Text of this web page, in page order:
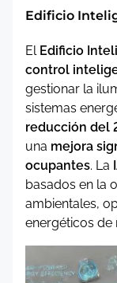
Edificio
El Edificio
control
gestionar la
sistemas
reducción del
una mejora
ocupantes. La
basados en la
ambientales,
energéticos de